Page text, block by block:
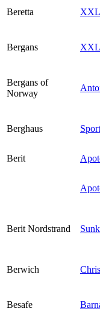
Beretta XXL
Bergans XXL
Bergans of
Norway
Berghaus
Berit
Berit Nordstrand
Berwich Chris
Besafe